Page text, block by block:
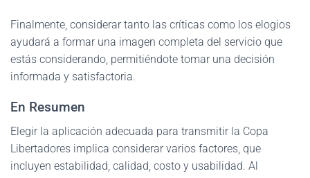
Finalmente, considerar tanto las críticas como los elogios
ayudará a formar una imagen completa del servicio que
estás considerando, permitiéndote tomar una decisión
informada y satisfactoria.
En Resumen
Elegir la aplicación adecuada para transmitir la Copa
Libertadores implica considerar varios factores, que
incluyen estabilidad, calidad, costo y usabilidad. Al